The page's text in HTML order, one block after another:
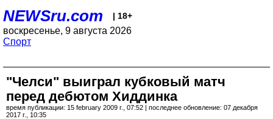
NEWSru.com | 18+
воскресенье, 9 августа 2026
Спорт
"Челси" выиграл кубковый матч
перед дебютом Хиддинка
время публикации: 15 february 2009 г., 07:52 | последнее обновление: 07 декабря
2017 г., 10:35